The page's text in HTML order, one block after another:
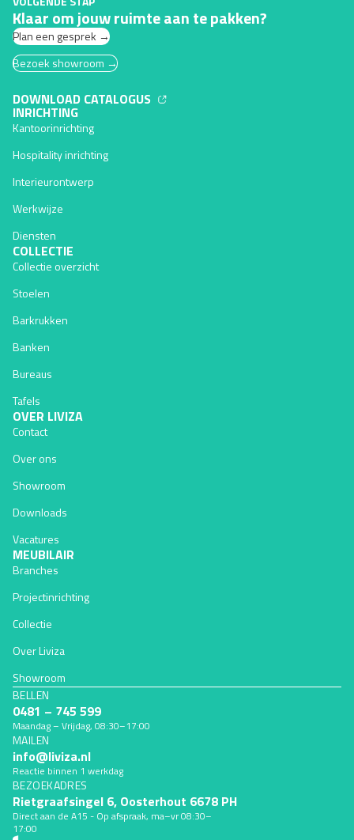
Klaar om jouw ruimte aan te pakken?
Plan een gesprek →
Bezoek showroom →
DOWNLOAD CATALOGUS
INRICHTING
Kantoorinrichting
Hospitality inrichting
Interieurontwerp
Werkwijze
Diensten
COLLECTIE
Collectie overzicht
Stoelen
Barkrukken
Banken
Bureaus
Tafels
OVER LIVIZA
Contact
Over ons
Showroom
Downloads
Vacatures
MEUBILAIR
Branches
Projectinrichting
Collectie
Over Liviza
Showroom
BELLEN
0481 – 745 599
Maandag – Vrijdag, 08:30–17:00
MAILEN
info@liviza.nl
Reactie binnen 1 werkdag
BEZOEKADRES
Rietgraafsingel 6, Oosterhout 6678 PH
Direct aan de A15 - Op afspraak, ma–vr 08:30–
17:00
Privacybeleid
Algemene voorwaarden
Verzendbeleid